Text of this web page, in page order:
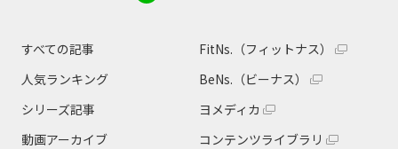
すべての記事
人気ランキング
シリーズ記事
動画アーカイブ
FitNs.（フィットナス）
BeNs.（ビーナス）
ヨメディカ
コンテンツライブラリ